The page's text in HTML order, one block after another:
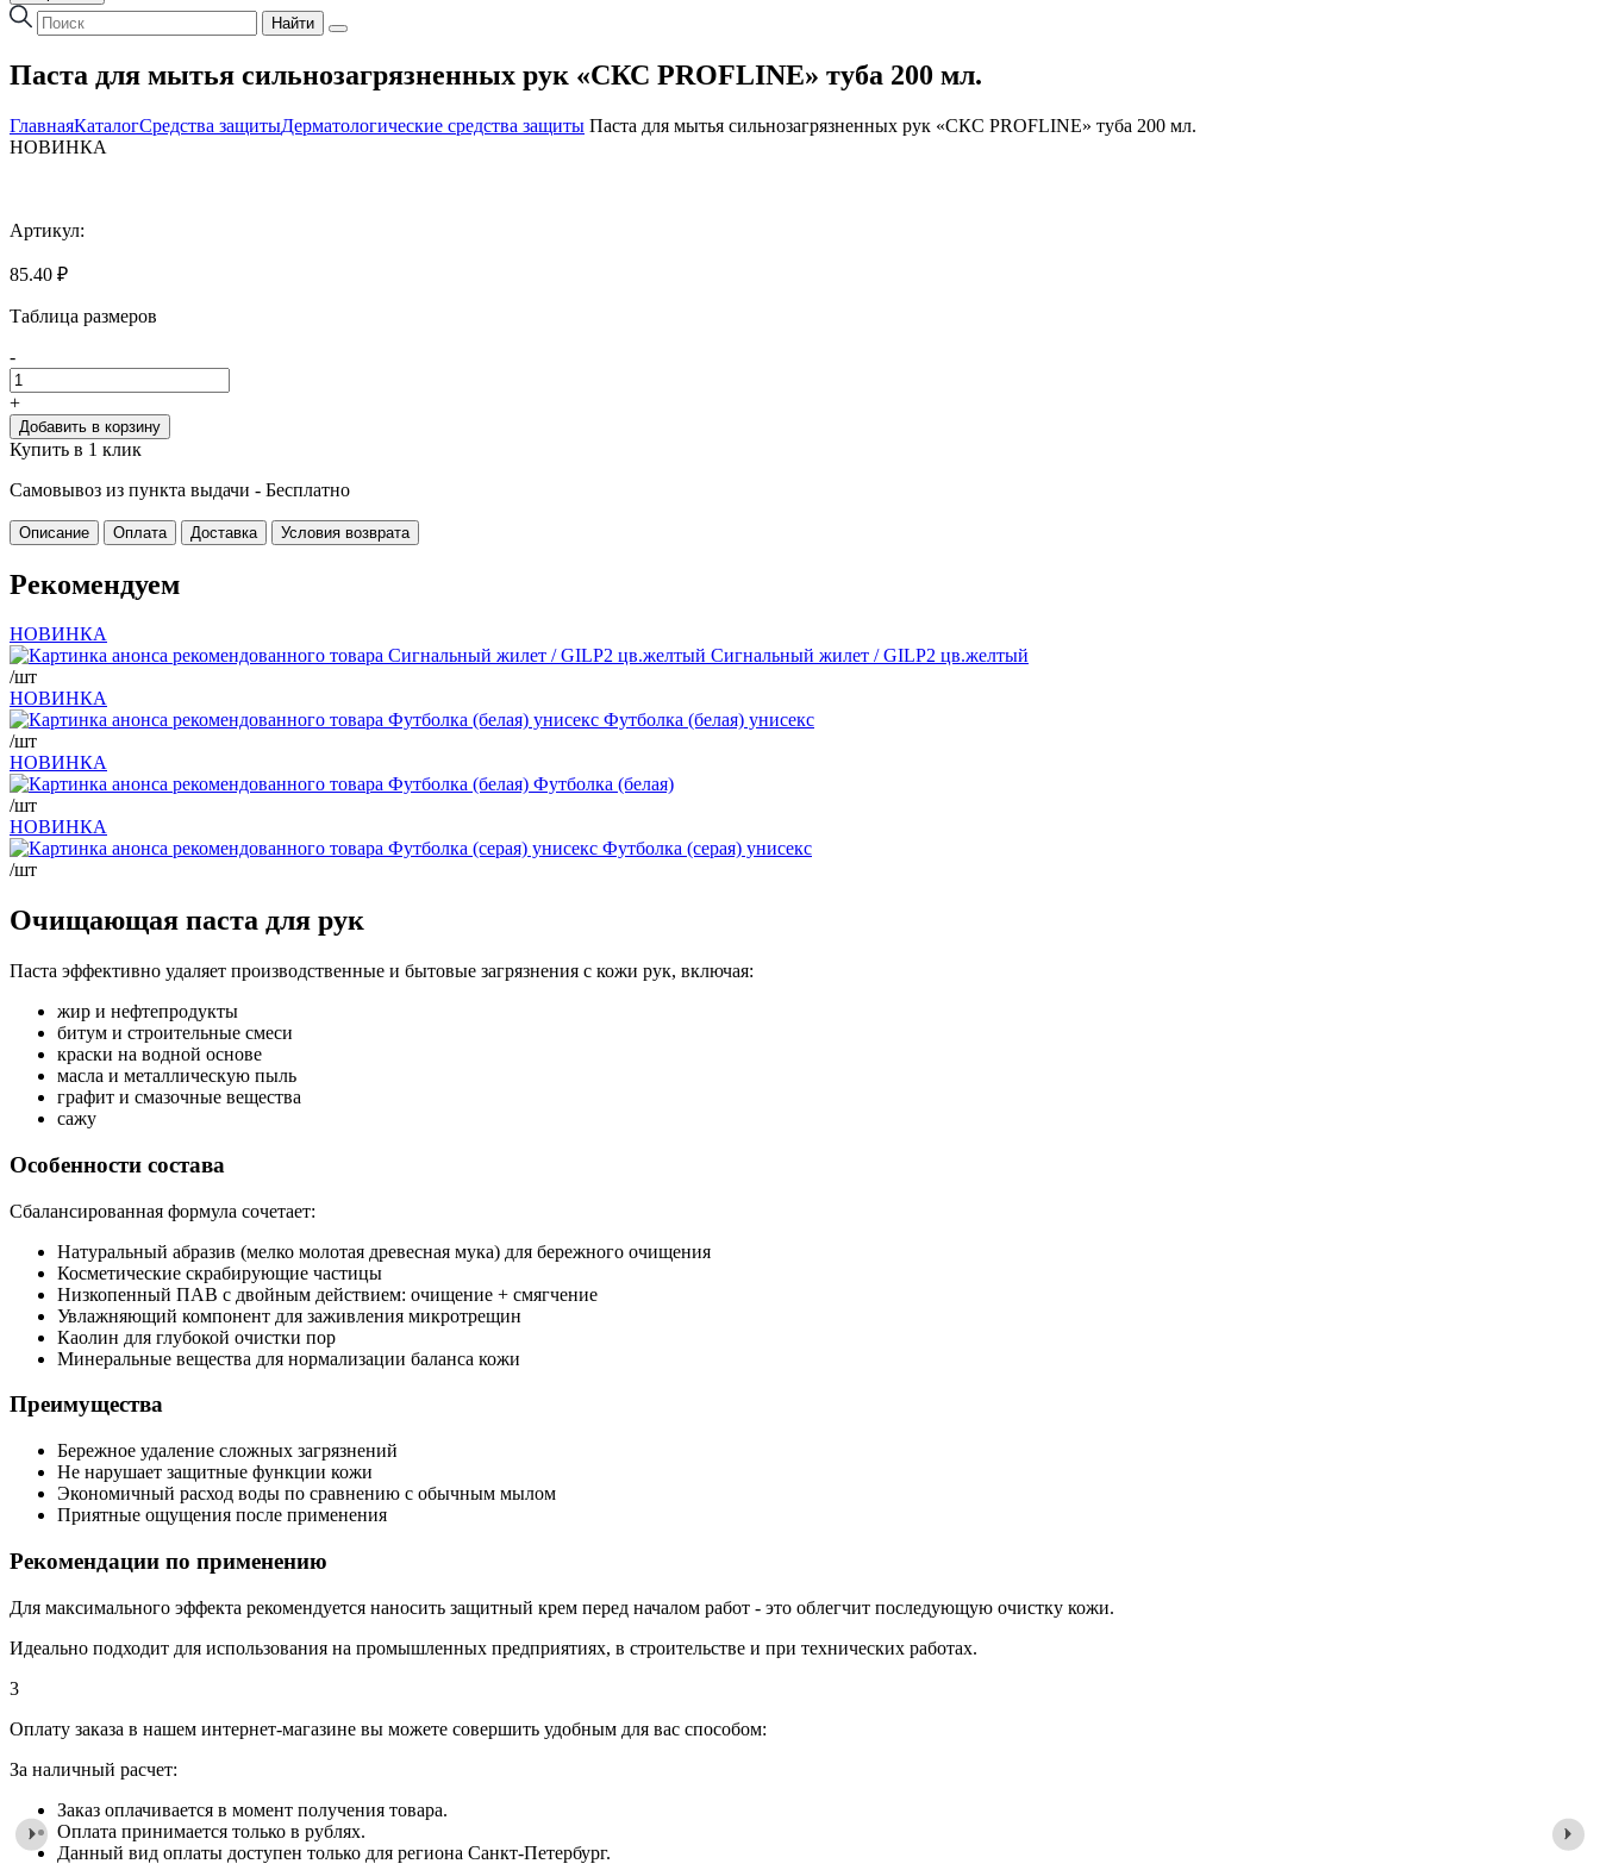
Найти
Паста для мытья сильнозагрязненных рук «CКС PROFLINE» туба 200 мл.
ГлавнаяКаталогСредства защитыДерматологические средства защиты Паста для мытья сильнозагрязненных рук «CКС PROFLINE» туба 200 мл.
НОВИНКА
Артикул:
85.40 ₽
Таблица размеров
-
+
Добавить в корзину
Купить в 1 клик
Самовывоз из пункта выдачи - Бесплатно
Описание Оплата Доставка Условия возврата
Рекомендуем
НОВИНКА
Сигнальный жилет / GILP2 цв.желтый
/шт
НОВИНКА
Футболка (белая) унисекс
/шт
НОВИНКА
Футболка (белая)
/шт
НОВИНКА
Футболка (серая) унисекс
/шт
Очищающая паста для рук
Паста эффективно удаляет производственные и бытовые загрязнения с кожи рук, включая:
жир и нефтепродукты
битум и строительные смеси
краски на водной основе
масла и металлическую пыль
графит и смазочные вещества
сажу
Особенности состава
Сбалансированная формула сочетает:
Натуральный абразив (мелко молотая древесная мука) для бережного очищения
Косметические скрабирующие частицы
Низкопенный ПАВ с двойным действием: очищение + смягчение
Увлажняющий компонент для заживления микротрещин
Каолин для глубокой очистки пор
Минеральные вещества для нормализации баланса кожи
Преимущества
Бережное удаление сложных загрязнений
Не нарушает защитные функции кожи
Экономичный расход воды по сравнению с обычным мылом
Приятные ощущения после применения
Рекомендации по применению
Для максимального эффекта рекомендуется наносить защитный крем перед началом работ - это облегчит последующую очистку кожи.
Идеально подходит для использования на промышленных предприятиях, в строительстве и при технических работах.
3
Оплату заказа в нашем интернет-магазине вы можете совершить удобным для вас способом:
За наличный расчет:
Заказ оплачивается в момент получения товара.
Оплата принимается только в рублях.
Данный вид оплаты доступен только для региона Санкт-Петербург.